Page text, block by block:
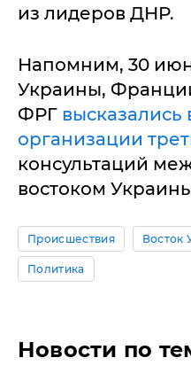
из лидеров ДНР.
Напомним, 30
Украины,
ФРГ высказались
организации
консультаций
востоком
Происшествия Восток
Политика
Новости по